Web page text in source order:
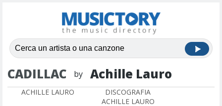
CADILLAC by Achille Lauro
ACHILLE LAURO
DISCOGRAFIA
ACHILLE LAURO